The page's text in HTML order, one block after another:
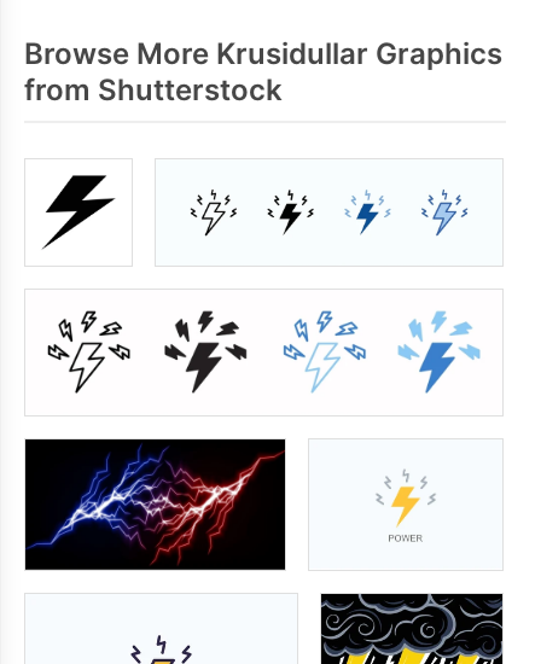
Browse More Krusidullar Graphics
from Shutterstock